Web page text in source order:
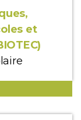
et